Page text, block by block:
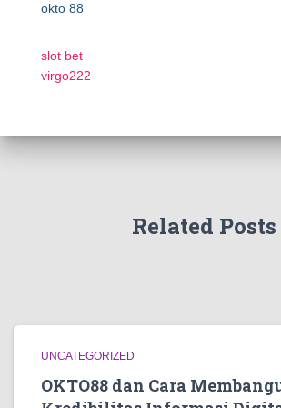
okto 88
slot bet
virgo222
Related Posts
UNCATEGORIZED
OKTO88 dan Cara